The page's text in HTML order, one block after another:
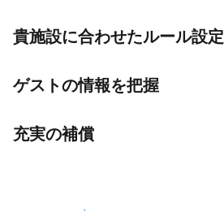
貴施設に合わせたルール設定
ゲストの情報を把握
充実の補償
今すぐ掲載登録する